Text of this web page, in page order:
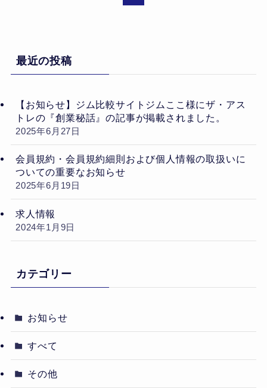
最近の投稿
【お知らせ】ジム比較サイトジムここ様にザ・アス
トレの『創業秘話』の記事が掲載されました。
2025年6月27日
会員規約・会員規約細則および個人情報の取扱いに
ついての重要なお知らせ
2025年6月19日
求人情報
2024年1月9日
カテゴリー
お知らせ
すべて
その他